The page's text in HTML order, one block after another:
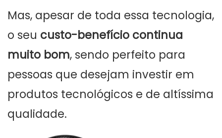
Mas, apesar de toda essa tecnologia,
o seu custo-benefício continua
muito bom, sendo perfeito para
pessoas que desejam investir em
produtos tecnológicos e de altíssima
qualidade.